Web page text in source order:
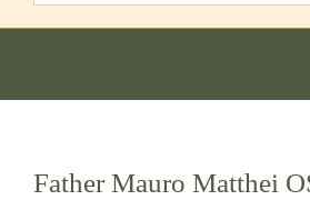
immagine
Father Mauro Matthei